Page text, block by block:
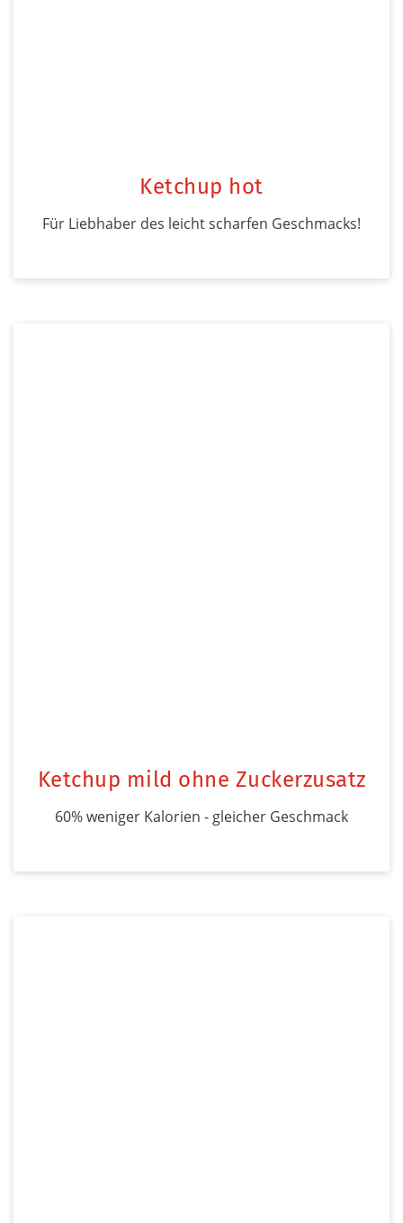
Ketchup hot
Für Liebhaber des leicht scharfen Geschmacks!
Ketchup mild ohne Zuckerzusatz
60% weniger Kalorien - gleicher Geschmack